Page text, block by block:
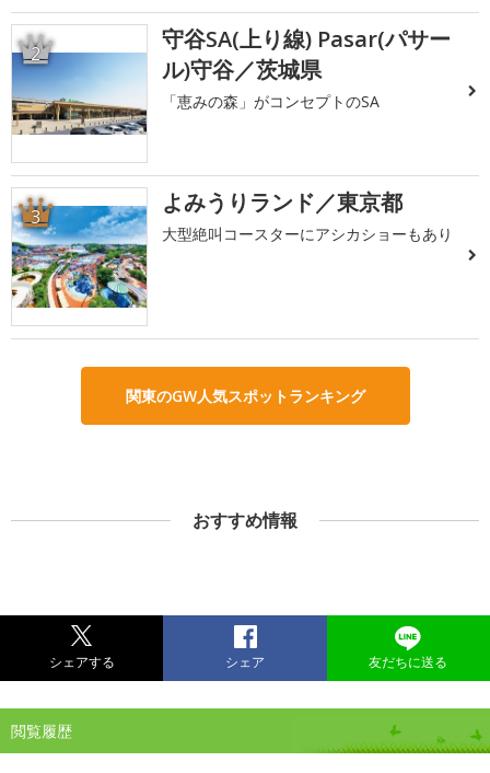
2
守谷SA(上り線) Pasar(パサー
ル)守谷／茨城県
「恵みの森」がコンセプトのSA
3 よみうりランド／東京都
大型絶叫コースターにアシカショーもあり
関東のGW人気スポットランキング
おすすめ情報
シェアする シェア 友だちに送る
閲覧履歴